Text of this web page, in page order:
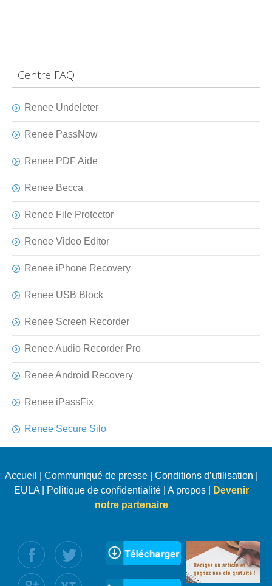
Centre FAQ
Renee Undeleter
Renee PassNow
Renee PDF Aide
Renee Becca
Renee File Protector
Renee Video Editor
Renee iPhone Recovery
Renee USB Block
Renee Screen Recorder
Renee Audio Recorder Pro
Renee Android Recovery
Renee iPassFix
Renee Secure Silo
Accueil Communiqué de presse| Conditions d’utilisation
EULA| Politique de confidentialité| A propos|
Devenir
notre partenaire
nous :